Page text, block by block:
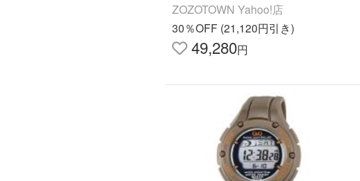
55A/CB1160-55E/CB1160-55L/CB
1160-55W メンズ
ZOZOTOWN Yahoo!店
30％OFF (21,120円引き)
49,280円